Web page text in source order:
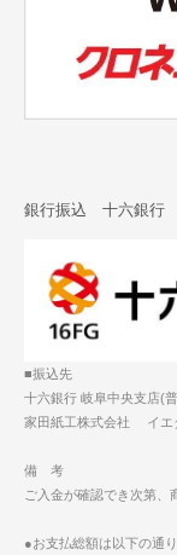
銀行振込 十六銀行
■振込先
十六銀行 岐阜中央支店(
家田紙工株式会社 イエ
備 考
ご入金が確認でき次第、
●お支払総額は以下の通り